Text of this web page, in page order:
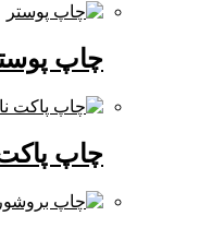
چاپ پوستر
چاپ پاکت نامه